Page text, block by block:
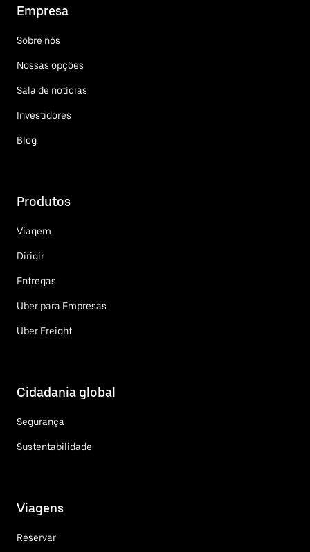
Empresa
Sobre nós
Nossas opções
Sala de notícias
Investidores
Blog
Produtos
Viagem
Dirigir
Entregas
Uber para Empresas
Uber Freight
Cidadania global
Segurança
Sustentabilidade
Viagens
Reservar